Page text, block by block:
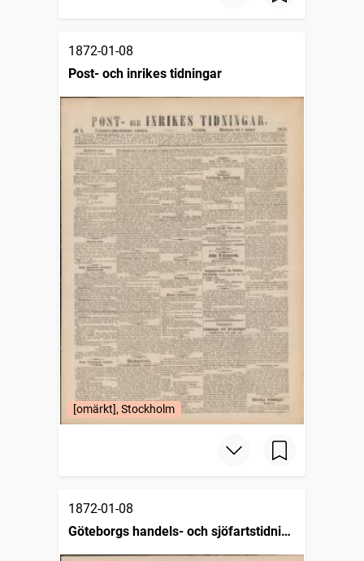
1872-01-08
Post- och inrikes tidningar
[omärkt], Stockholm
1872-01-08
Göteborgs handels- och sjöfartstidning
(1832)